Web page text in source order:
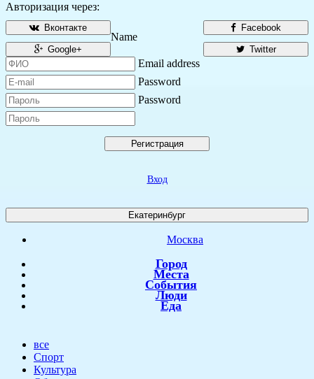
Авторизация через:
Facebook
Вконтакте
Twitter
Google+
Name
Email address
Password
Password
Регистрация
Вход
Екатеринбург
Москва
Город
Места
События
Люди
Еда
все
Спорт
Культура